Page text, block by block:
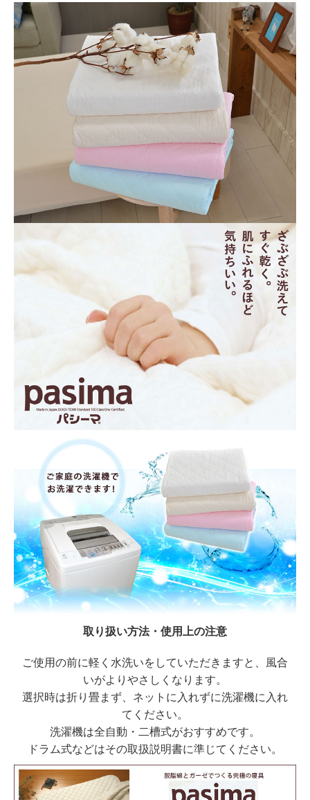
取り扱い方法・使用上の注意
ご使用の前に軽く水洗いをしていただきますと、風合
いがよりやさしくなります。
選択時は折り畳まず、ネットに入れずに洗濯機に入れ
てください。
洗濯機は全自動・二槽式がおすすめです。
ドラム式などはその取扱説明書に準じてください。